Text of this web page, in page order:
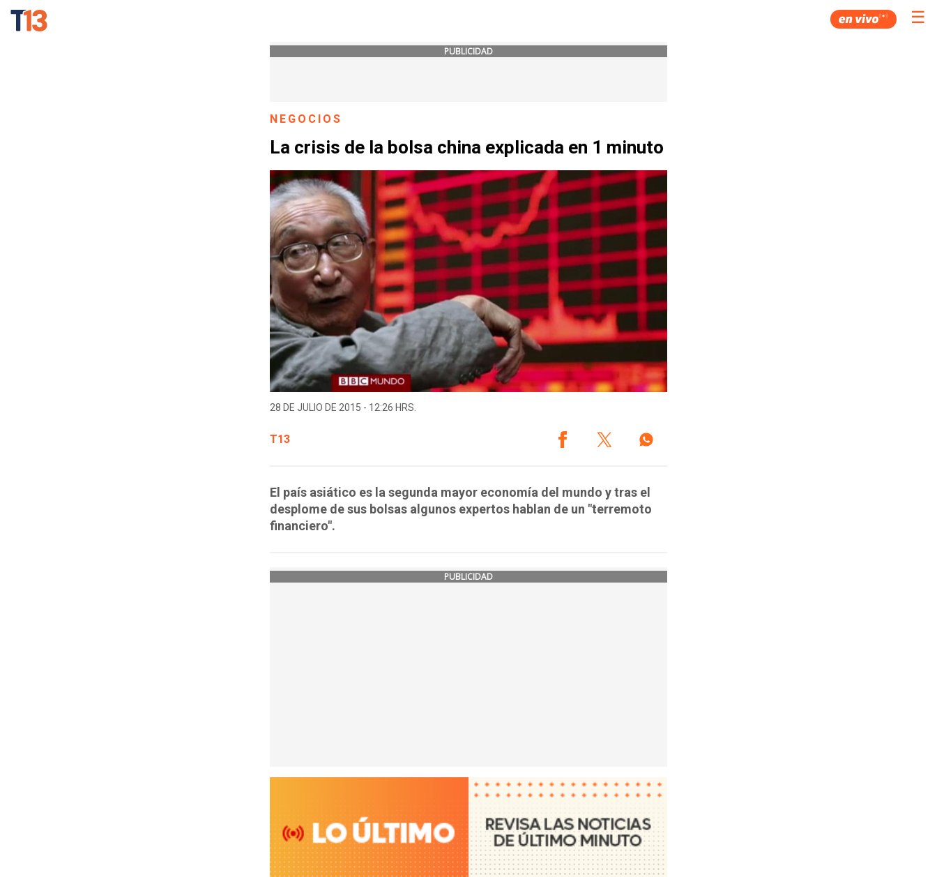
☰
PUBLICIDAD
NEGOCIOS
La crisis de la bolsa china explicada en 1 minuto
28 DE JULIO DE 2015 - 12:26 HRS.
T13
El país asiático es la segunda mayor economía del mundo y tras el
desplome de sus bolsas algunos expertos hablan de un "terremoto
financiero".
PUBLICIDAD